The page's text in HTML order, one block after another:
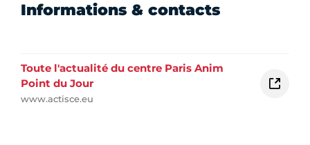
Informations & contacts
Toute l'actualité du centre Paris Anim
Point du Jour
www.actisce.eu